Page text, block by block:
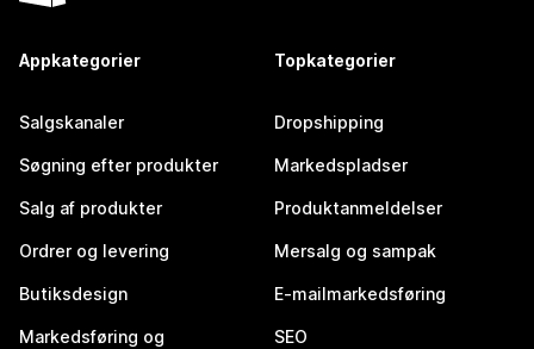
Appkategorier
Salgskanaler
Søgning efter produkter
Salg af produkter
Ordrer og levering
Butiksdesign
Markedsføring og
Topkategorier
Dropshipping
Markedspladser
Produktanmeldelser
Mersalg og sampak
E-mailmarkedsføring
SEO